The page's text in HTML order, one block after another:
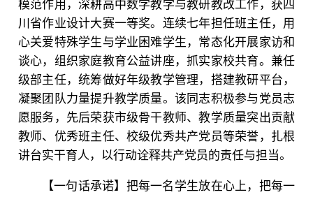
模范作用，深耕高中数学教学与教研教改工作，获四
川省作业设计大赛一等奖。连续七年担任班主任，用
心关爱特殊学生与学业困难学生，常态化开展家访和
谈心，组织家庭教育公益讲座，抓实家校共育。兼任
级部主任，统筹做好年级教学管理，搭建教研平台，
凝聚团队力量提升教学质量。该同志积极参与党员志
愿服务，先后荣获市级骨干教师、教学质量突出贡献
教师、优秀班主任、校级优秀共产党员等荣誉，扎根
讲台实干育人，以行动诠释共产党员的责任与担当。
【一句话承诺】把每一名学生放在心上，把每一